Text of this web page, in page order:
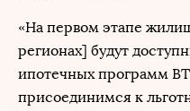
«На первом этапе
регионах] будут
ипотечных программ
присоединимся к